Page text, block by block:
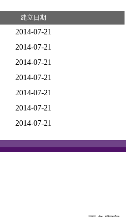
建立日期
2014-07-21
2014-07-21
2014-07-21
2014-07-21
2014-07-21
2014-07-21
2014-07-21